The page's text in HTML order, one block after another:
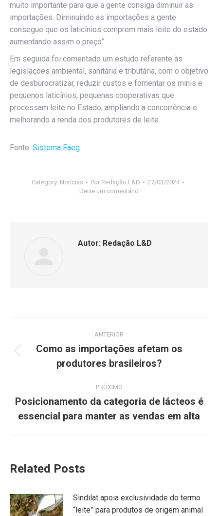
muito importante para que a gente consiga diminuir as
importações. Diminuindo as importações a gente
consegue que os laticínios comprem mais leite do estado
aumentando assim o preço”
Em seguida foi comentado um estudo referente às
legislações ambiental, sanitária e tributária, com o objetivo
de desburocratizar, reduzir custos e fomentar os minis e
pequenos laticínios, pequenas cooperativas que
processam leite no Estado, ampliando a concorrência e
melhorando a renda dos produtores de leite.
Fonte: Sistema Faeg
Category: Notícias Por Redação L&D
27/03/2024
Deixe um comentário
Autor: Redação L&D
ANTERIOR
Como as importações afetam os
produtores brasileiros?
PRÓXIMO
Posicionamento da categoria de lácteos é
essencial para manter as vendas em alta
Related Posts
Sindilat apoia exclusividade do termo
“leite” para produtos de origem animal